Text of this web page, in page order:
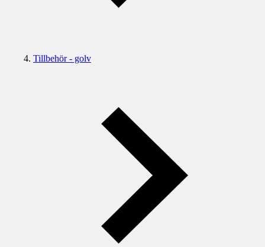
Tillbehör - golv